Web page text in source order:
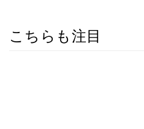
こちらも注目